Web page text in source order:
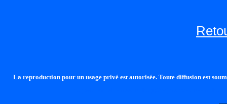
La reproduction pour un usage privé est autorisée. Toute diffusion est